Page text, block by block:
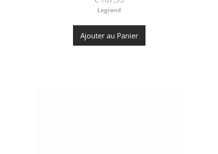
Legrand
Ajouter au Panier